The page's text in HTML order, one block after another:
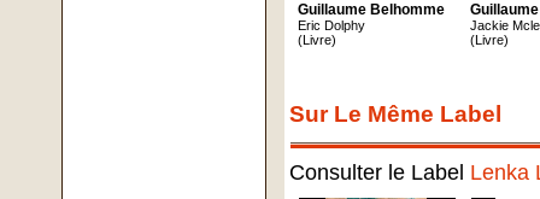
Guillaume Belhomme
Eric Dolphy
(Livre)
Jackie
(Livre)
Sur Le Même Label
Consulter le Label Lenka